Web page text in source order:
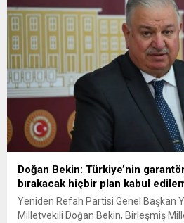
uygulama yetkisi vermez” sözleriyle...
Doğan Bekin: Türkiye’nin
bırakacak hiçbir plan kabul
Yeniden Refah Partisi Genel Başkan
Milletvekili Doğan Bekin, Birleşmiş